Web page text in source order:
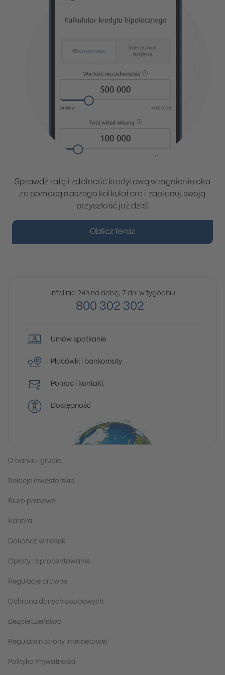
Sprawdź ratę i zdolność kredytową w mgnieniu oka
za pomocą naszego kalkulatora i zaplanuj swoją
przyszłość już dziś!
Oblicz teraz
Infolinia 24h na dobę, 7 dni w tygodniu
800 302 302
Umów spotkanie
Placówki i bankomaty
Pomoc i kontakt
Dostępność
O banku i grupie
Relacje inwestorskie
Biuro prasowe
Kariera
Dokończ wniosek
Opłaty i oprocentowanie
Regulacje prawne
Ochrona danych osobowych
Bezpieczeństwo
Regulamin strony internetowej
Polityka Prywatności